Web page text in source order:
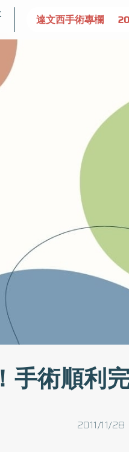
欄 2025植牙指南
手術順利
2011/11/